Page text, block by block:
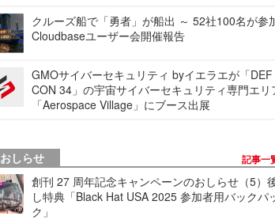
クルーズ船で「勇者」が船出 ～ 52社100名が参
Cloudbaseユーザー会開催報告
GMOサイバーセキュリティ byイエラエが「DEF
CON 34」の宇宙サイバーセキュリティ専門エリ
「Aerospace Village」にブース出展
おしらせ 記事一
創刊 27 周年記念キャンペーンのおしらせ（5）
し特典「Black Hat USA 2025 参加者用バックパ
ク」